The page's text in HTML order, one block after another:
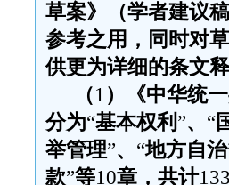
草案》（学者建议
参考之用，同时对
供更为详细的条文
（1 ）《中华统
分为“基本权利 ”、 “
举管理”、 “地方自治
款”等10章，共计